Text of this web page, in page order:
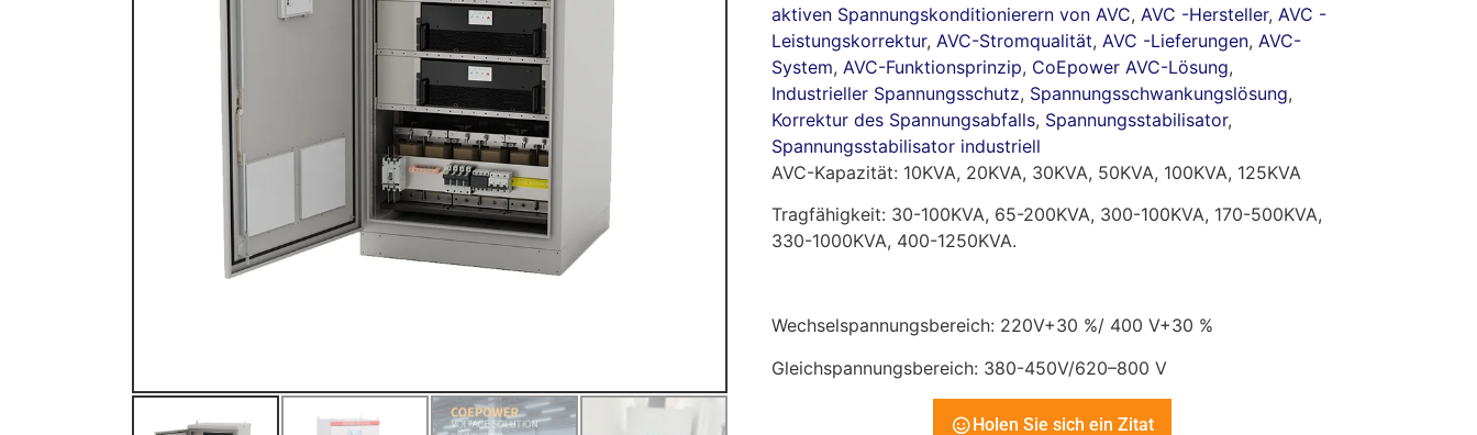
aktiven Spannungskonditionierern von AVC, AVC -Hersteller, AVC -
Leistungskorrektur, AVC-Stromqualität, AVC -Lieferungen, AVC-
System, AVC-Funktionsprinzip, CoEpower AVC-Lösung,
Industrieller Spannungsschutz, Spannungsschwankungslösung,
Korrektur des Spannungsabfalls, Spannungsstabilisator,
Spannungsstabilisator industriell
AVC-Kapazität: 10KVA, 20KVA, 30KVA, 50KVA, 100KVA, 125KVA
Tragfähigkeit: 30-100KVA, 65-200KVA, 300-100KVA, 170-500KVA,
330-1000KVA, 400-1250KVA.
Wechselspannungsbereich: 220V+30 %/ 400 V+30 %
Gleichspannungsbereich: 380-450V/620–800 V
Holen Sie sich ein Zitat